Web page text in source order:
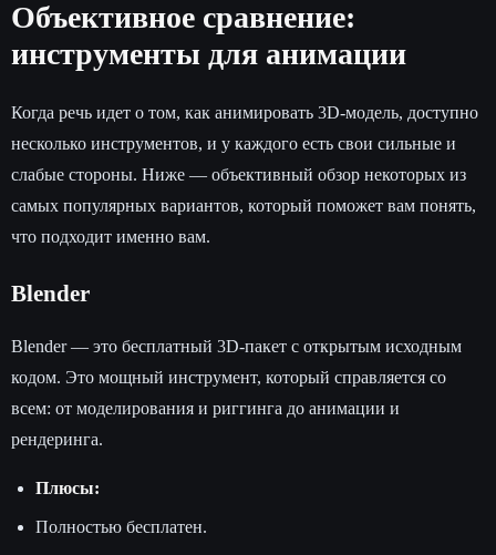
Объективное сравнение:
инструменты для анимации
Когда речь идет о том, как анимировать 3D-модель, доступно
несколько инструментов, и у каждого есть свои сильные и
слабые стороны. Ниже — объективный обзор некоторых из
самых популярных вариантов, который поможет вам понять,
что подходит именно вам.
Blender
Blender — это бесплатный 3D-пакет с открытым исходным
кодом. Это мощный инструмент, который справляется со
всем: от моделирования и риггинга до анимации и
рендеринга.
Плюсы:
Полностью бесплатен.